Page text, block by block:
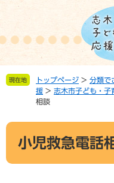
の
で
ー
ば 現在地 トップページ > 分類で
援 > 志木市子ども・子
相談
本
小児救急電話